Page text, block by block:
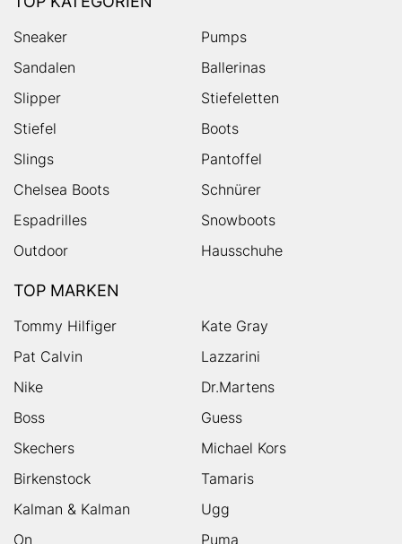
Sneaker
Pumps
Sandalen
Ballerinas
Slipper
Stiefeletten
Stiefel
Boots
Slings
Pantoffel
Chelsea Boots
Schnürer
Espadrilles
Snowboots
Outdoor
Hausschuhe
TOP MARKEN
Tommy Hilfiger
Kate Gray
Pat Calvin
Lazzarini
Nike
Dr.Martens
Boss
Guess
Skechers
Michael Kors
Birkenstock
Tamaris
Kalman & Kalman
Ugg
On
Puma